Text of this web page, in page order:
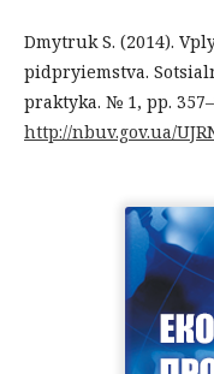
Dmytruk S. (2014).
pidpryiemstva.
praktyka. № 1, pp.
http://nbuv.gov.ua/